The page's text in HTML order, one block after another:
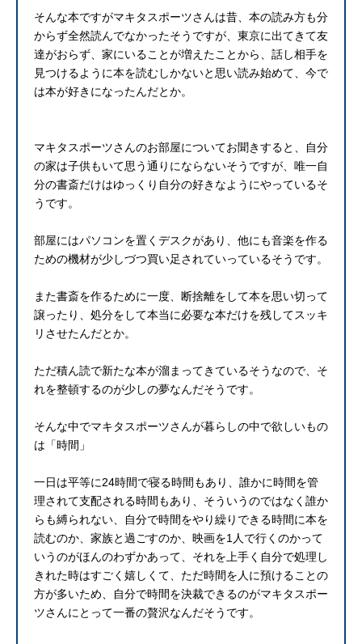
そんな本ですがマキタスポーツさんは昔、本の読み方も分
からず全然読んでなかったそうですが、東京に出てきて友
達がおらず、家にいることが増えたことから、話し相手を
見つけるように本を読むしかないと思い読み始めて、今で
は本が好きになったんだとか。
マキタスポーツさんのお部屋についてお聞きすると、自分
の家は子供もいて思う通りにならないそうですが、唯一自
分の書斎だけはゆっくり自分の好きなようにやっているそ
うです。
部屋にはパソコンを置くデスクがあり、他にも音楽を作る
ための機材が少しづつ買い足されていっているそうです。
また書斎を作るために一度、断捨離をして本を思い切って
譲ったり、処分をして本当に必要な本だけを残してスッキ
リさせたんだとか。
ただ積ん読で新たな本が溜まってきているそうなので、そ
れを整頓するのが少しの夢なんだそうです。
そんな中でマキタスポーツさんが暮らしの中で欲しいもの
は「時間」
一日は平等に24時間で寝る時間もあり、誰かに時間を管
理されて支配される時間もあり、そういうのではなく誰か
らも縛られない、自分で時間をやり繰りできる時間に本を
読むのか、家族と過ごすのか、映画を1人で行くのかって
いうのがほんのわずかあって、それを上手く自分で処理し
きれた時はすごく嬉しくて、ただ時間を人に預けることの
方が多いため、自分で時間を決裁できるのがマキタスポー
ツさんにとって一番の贅沢なんだそうです。